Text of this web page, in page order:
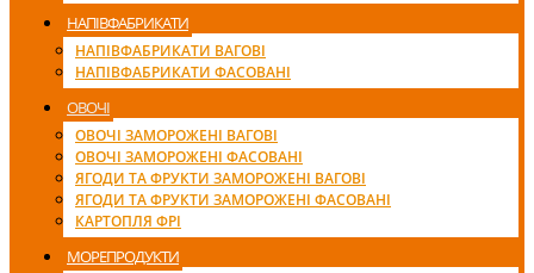
НАПІВФАБРИКАТИ
НАПІВФАБРИКАТИ ВАГОВІ
НАПІВФАБРИКАТИ ФАСОВАНІ
ОВОЧІ
ОВОЧІ ЗАМОРОЖЕНІ ВАГОВІ
ОВОЧІ ЗАМОРОЖЕНІ ФАСОВАНІ
ЯГОДИ ТА ФРУКТИ ЗАМОРОЖЕНІ ВАГОВІ
ЯГОДИ ТА ФРУКТИ ЗАМОРОЖЕНІ ФАСОВАНІ
КАРТОПЛЯ ФРІ
МОРЕПРОДУКТИ